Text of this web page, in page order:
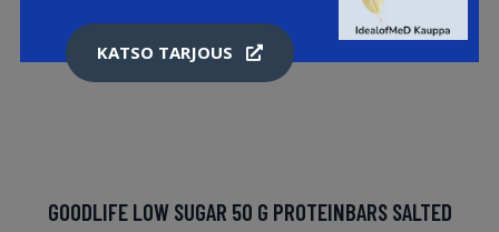
GOODLIFE LOW SUGAR 50 G PROTEINBARS SALTED
KATSO TARJOUS